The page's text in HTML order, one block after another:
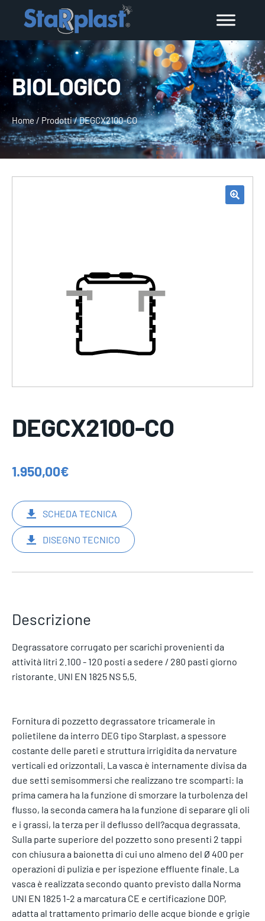
BIOLOGICO
Home/ Prodotti/DEGCX2100-CO
DEGCX2100-CO
1.950,00€
SCHEDA TECNICA
DISEGNO TECNICO
Descrizione
Degrassatore corrugato per scarichi provenienti da
attività litri 2.100 - 120 posti a sedere / 280 pasti giorno
ristorante. UNI EN 1825 NS 5,5.
Fornitura di pozzetto degrassatore tricamerale in
polietilene da interro DEG tipo Starplast, a spessore
costante delle pareti e struttura irrigidita da nervature
verticali ed orizzontali. La vasca è internamente divisa da
due setti semisommersi che realizzano tre scomparti: la
prima camera ha la funzione di smorzare la turbolenza del
flusso, la seconda camera ha la funzione di separare gli oli
e i grassi, la terza per il deflusso dell?acqua degrassata.
Sulla parte superiore del pozzetto sono presenti 2 tappi
con chiusura a baionetta di cui uno almeno del Ø 400 per
operazioni di pulizia e per ispezione effluente finale. La
vasca è realizzata secondo quanto previsto dalla Norma
UNI EN 1825 1-2 a marcatura CE e certificazione DOP,
adatta al trattamento primario delle acque bionde e grigie